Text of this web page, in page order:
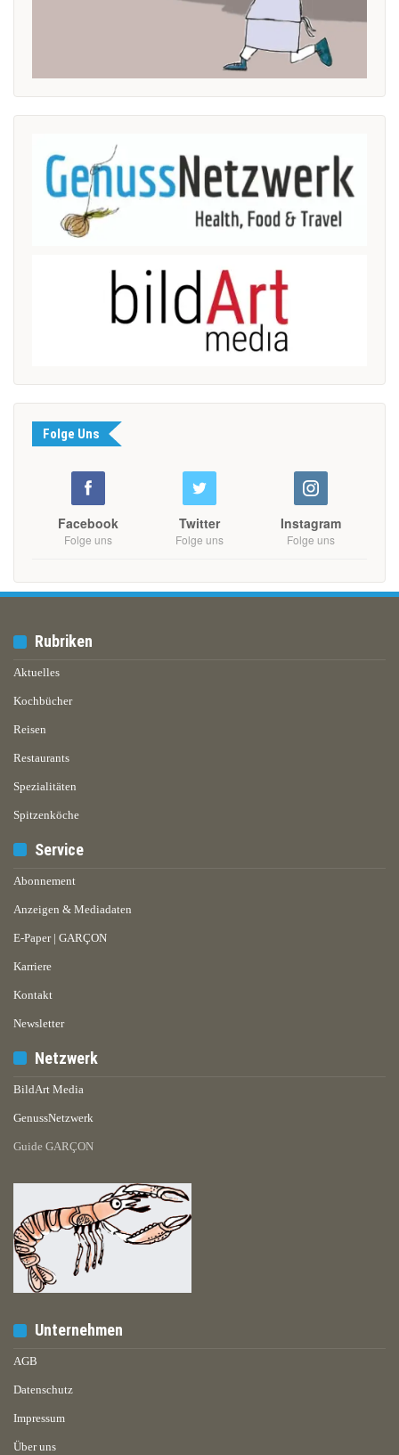
Folge Uns
Facebook
Folge uns
Twitter
Folge uns
Instagram
Folge uns
Rubriken
Aktuelles
Kochbücher
Reisen
Restaurants
Spezialitäten
Spitzenköche
Service
Abonnement
Anzeigen & Mediadaten
E-Paper | GARÇON
Karriere
Kontakt
Newsletter
Netzwerk
BildArt Media
GenussNetzwerk
Guide GARÇON
Unternehmen
AGB
Datenschutz
Impressum
Über uns